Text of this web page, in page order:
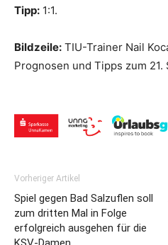
Tipp: 1:1.
Bildzeile: TIU-Trainer Nail
Prognosen und Tipps zum 21.
Vorheriger Artikel
Spiel gegen Bad Salzuflen soll
zum dritten Mal in Folge
erfolgreich ausgehen für die